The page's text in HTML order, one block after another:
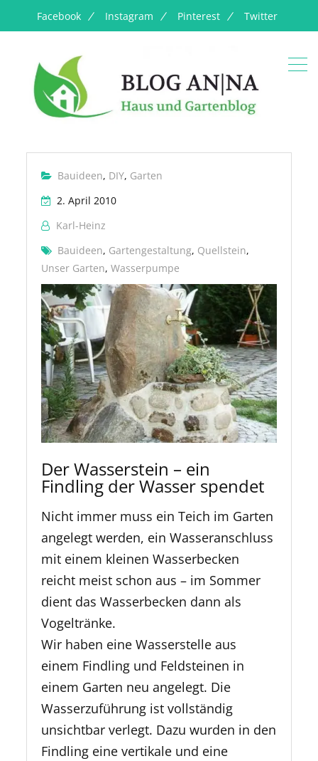
Facebook Instagram Pinterest Twitter
Bauideen, DIY, Garten
2. April 2010
Karl-Heinz
Bauideen, Gartengestaltung, Quellstein,
Unser Garten,Wasserpumpe
Der Wasserstein – ein
Findling der Wasser spendet
Nicht immer muss ein Teich im Garten
angelegt werden, ein Wasseranschluss
mit einem kleinen Wasserbecken
reicht meist schon aus – im Sommer
dient das Wasserbecken dann als
Vogeltränke.
Wir haben eine Wasserstelle aus
einem Findling und Feldsteinen in
einem Garten neu angelegt. Die
Wasserzuführung ist vollständig
unsichtbar verlegt. Dazu wurden in den
Findling eine vertikale und eine